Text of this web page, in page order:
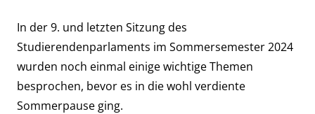
In der 9. und letzten Sitzung des
Studierendenparlaments im Sommersemester 2024
wurden noch einmal einige wichtige Themen
besprochen, bevor es in die wohl verdiente
Sommerpause ging.